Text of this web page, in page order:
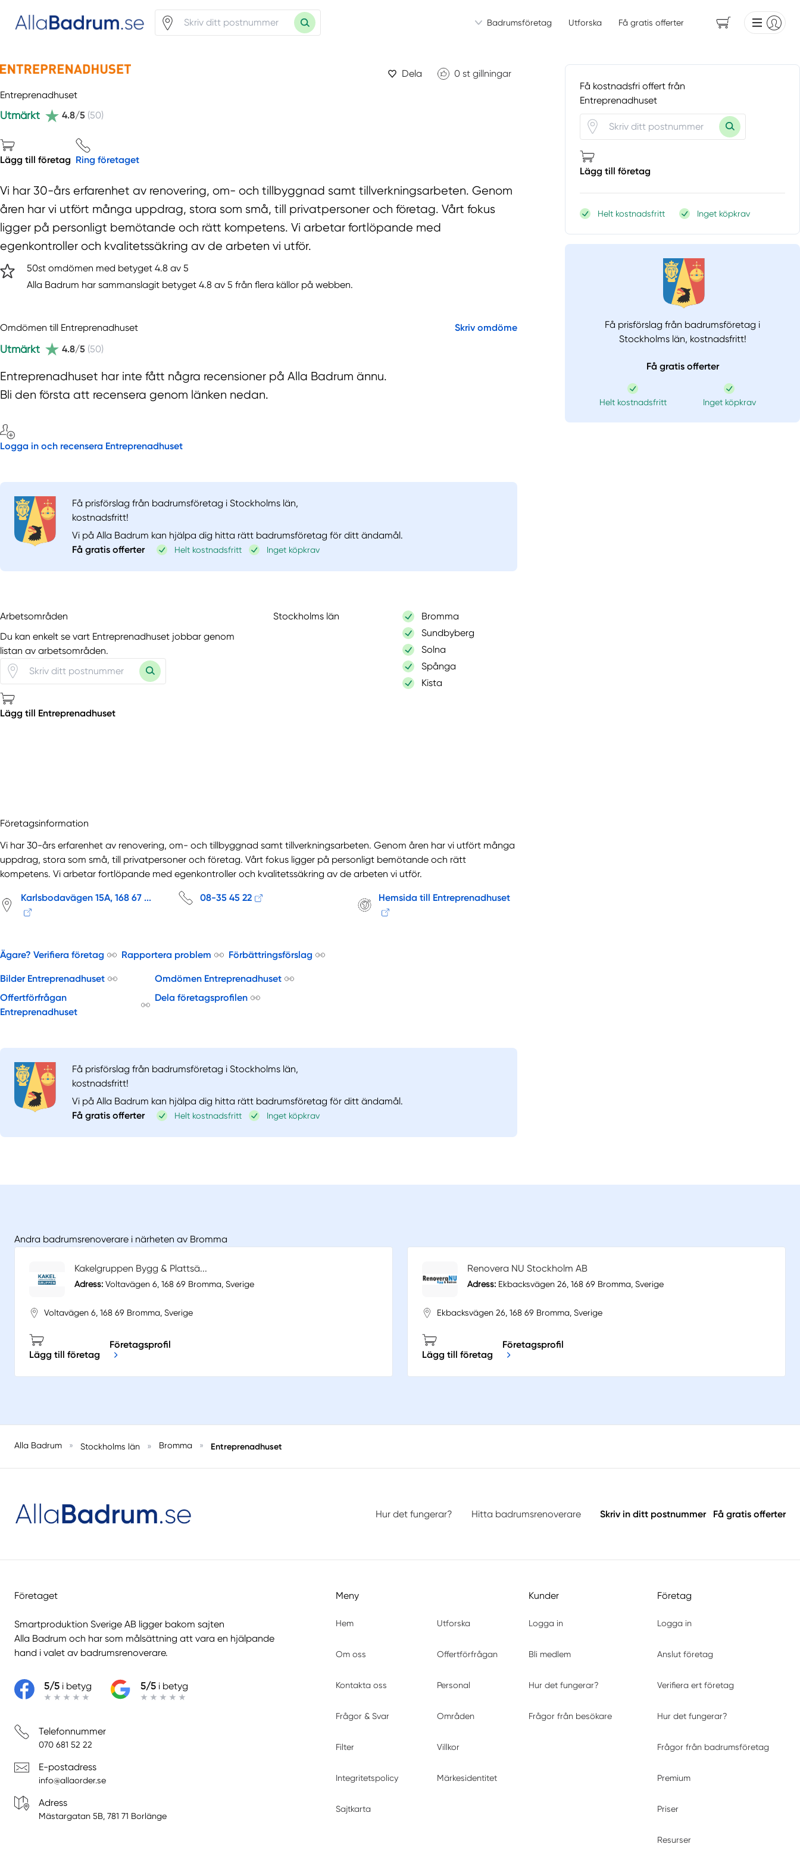
Badrumsföretag Utforska Få gratis offerter
Dela 0 st gillningar
Entreprenadhuset
Utmärkt 4.8/5 (50)
Lägg till företag Ring företaget
Vi har 30-års erfarenhet av renovering, om- och tillbyggnad samt tillverkningsarbeten. Genom
åren har vi utfört många uppdrag, stora som små, till privatpersoner och företag. Vårt fokus
ligger på personligt bemötande och rätt kompetens. Vi arbetar fortlöpande med
egenkontroller och kvalitetssäkring av de arbeten vi utför.
50st omdömen med betyget 4.8 av 5
Alla Badrum har sammanslagit betyget 4.8 av 5 från flera källor på webben.
Omdömen till Entreprenadhuset
Utmärkt 4.8/5 (50)
Skriv omdöme
Entreprenadhuset har inte fått några recensioner på Alla Badrum ännu.
Bli den första att recensera genom länken nedan.
Logga in och recensera Entreprenadhuset
Få prisförslag från badrumsföretag i Stockholms län,
kostnadsfritt!
Vi på Alla Badrum kan hjälpa dig hitta rätt badrumsföretag för ditt ändamål.
Få gratis offerter
Helt kostnadsfritt Inget köpkrav
Arbetsområden
Du kan enkelt se vart Entreprenadhuset jobbar genom
listan av arbetsområden.
Lägg till Entreprenadhuset
Stockholms län
Bromma
Sundbyberg
Solna
Spånga
Kista
Företagsinformation
Vi har 30-års erfarenhet av renovering, om- och tillbyggnad samt tillverkningsarbeten. Genom åren har vi utfört många
uppdrag, stora som små, till privatpersoner och företag. Vårt fokus ligger på personligt bemötande och rätt
kompetens. Vi arbetar fortlöpande med egenkontroller och kvalitetssäkring av de arbeten vi utför.
Karlsbodavägen 15A, 168 67 ... 08-35 45 22 Hemsida till Entreprenadhuset
Ägare? Verifiera företag Rapportera problem Förbättringsförslag
Bilder Entreprenadhuset
Omdömen Entreprenadhuset
Offertförfrågan
Entreprenadhuset
Dela företagsprofilen
Få prisförslag från badrumsföretag i Stockholms län,
kostnadsfritt!
Vi på Alla Badrum kan hjälpa dig hitta rätt badrumsföretag för ditt ändamål.
Få gratis offerter
Helt kostnadsfritt Inget köpkrav
Få kostnadsfri offert från
Entreprenadhuset
Lägg till företag
Helt kostnadsfritt Inget köpkrav
Få prisförslag från badrumsföretag i
Stockholms län, kostnadsfritt!
Få gratis offerter
Helt kostnadsfritt Inget köpkrav
Andra badrumsrenoverare i närheten av Bromma
Kakelgruppen Bygg & Plattsä...
Adress: Voltavägen 6, 168 69 Bromma, Sverige
Voltavägen 6, 168 69 Bromma, Sverige
Lägg till företag
Företagsprofil
Renovera NU Stockholm AB
Adress: Ekbacksvägen 26, 168 69 Bromma, Sverige
Ekbacksvägen 26, 168 69 Bromma, Sverige
Lägg till företag
Företagsprofil
Alla Badrum » Stockholms län » Bromma » Entreprenadhuset
Hur det fungerar? Hitta badrumsrenoverare Skriv in ditt postnummer Få gratis offerter
Företaget
Smartproduktion Sverige AB ligger bakom sajten
Alla Badrum och har som målsättning att vara en hjälpande
hand i valet av badrumsrenoverare.
5/5 i betyg 5/5 i betyg
Telefonnummer
070 681 52 22
E-postadress
info@allaorder.se
Adress
Mästargatan 5B, 781 71 Borlänge
Meny
Hem Utforska
Om oss Offertförfrågan
Kontakta oss Personal
Frågor & Svar Områden
Filter Villkor
Integritetspolicy Märkesidentitet
Sajtkarta
Kunder
Logga in
Bli medlem
Hur det fungerar?
Frågor från besökare
Företag
Logga in
Anslut företag
Verifiera ert företag
Hur det fungerar?
Frågor från badrumsföretag
Premium
Priser
Resurser